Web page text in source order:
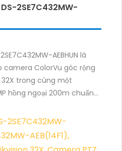
DS-2SE7C432MW-
AEBHUN là
camera ColorVu góc rộng
trong cùng một
hồng ngoại 200m chuẩn
với hình ảnh rõ nét cả